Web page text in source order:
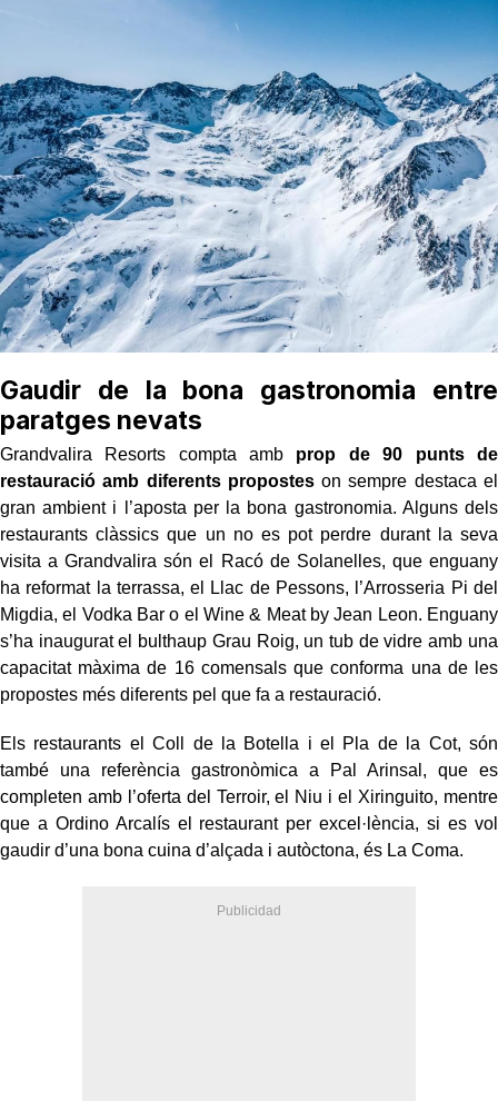
Gaudir de la bona gastronomia entre
paratges nevats
Grandvalira Resorts compta amb prop de 90 punts de
restauració amb diferents proposteson sempre destaca el
gran ambient i l’aposta per la bona gastronomia. Alguns dels
restaurants clàssics que un no es pot perdre durant la seva
visita a Grandvalira són el Racó de Solanelles, que enguany
ha reformat la terrassa, el Llac de Pessons, l’Arrosseria Pi del
Migdia, el Vodka Bar o el Wine & Meat by Jean Leon. Enguany
s’ha inaugurat el bulthaup Grau Roig, un tub de vidre amb una
capacitat màxima de 16 comensals que conforma una de les
propostes més diferents pel que fa a restauració.
Els restaurants el Coll de la Botella i el Pla de la Cot, són
també una referència gastronòmica a Pal Arinsal, que es
completen amb l’oferta del Terroir, el Niu i el Xiringuito, mentre
que a Ordino Arcalís el restaurant per excel·lència, si es vol
gaudir d’una bona cuina d’alçada i autòctona, és La Coma.